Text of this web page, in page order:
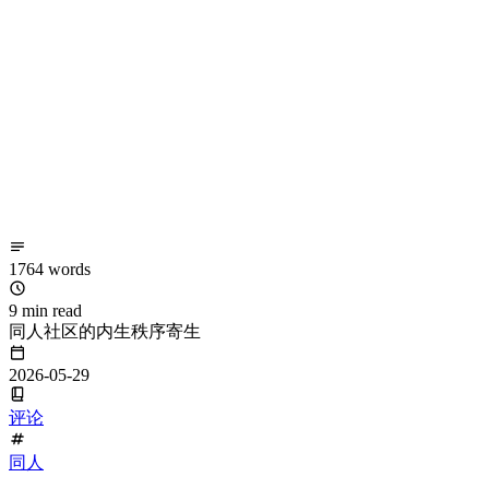
1764 words
9 min read
同人社区的内生秩序寄生
2026-05-29
评论
同人